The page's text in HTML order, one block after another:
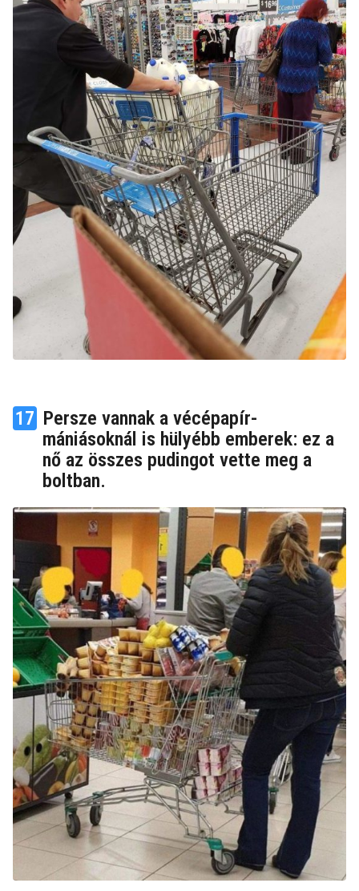
17 Persze vannak a vécépapír-
mániásoknál is hülyébb emberek: ez a
nő az összes pudingot vette meg a
boltban.